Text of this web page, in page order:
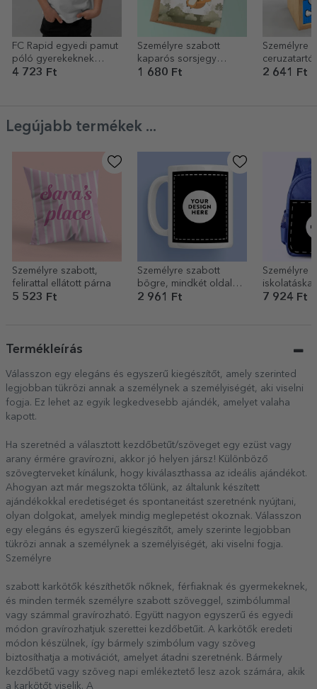
FC Rapid egyedi pamut
póló gyerekeknek
szöveggel - Rapid
4 723 Ft
Személyre szabott
kaparós sorsjegy
üzenettel gyerekeknek -
1 680 Ft
Személyre
ceruzatartó
2 641 Ft
Legújabb termékek ...
Személyre szabott,
felirattal ellátott párna
5 523 Ft
Személyre szabott
bögre, mindkét oldalán
a saját grafikáddal
2 961 Ft
Személyre
iskolatáska
grafikáddal
7 924 Ft
Termékleírás
Válasszon egy elegáns és egyszerű kiegészítőt, amely szerinted
legjobban tükrözi annak a személynek a személyiségét, aki viselni
fogja. Ez lehet az egyik legkedvesebb ajándék, amelyet valaha
kapott.
Ha szeretnéd a választott kezdőbetűt/szöveget egy ezüst vagy
arany érmére gravírozni, akkor jó helyen jársz! Különböző
szövegterveket kínálunk, hogy kiválaszthassa az ideális ajándékot.
Ahogyan azt már megszokta tőlünk, az általunk készített
ajándékokkal eredetiséget és spontaneitást szeretnénk nyújtani,
olyan dolgokat, amelyek mindig meglepetést okoznak. Válasszon
egy elegáns és egyszerű kiegészítőt, amely szerinte legjobban
tükrözi annak a személynek a személyiségét, aki viselni fogja.
Személyre
szabott karkötők készíthetők nőknek, férfiaknak és gyermekeknek,
és minden termék személyre szabott szöveggel, szimbólummal
vagy számmal gravírozható. Együtt nagyon egyszerű és egyedi
módon gravírozhatjuk szerettei kezdőbetűit. A karkötők eredeti
módon készülnek, így bármely szimbólum vagy szöveg
biztosíthatja a motivációt, amelyet átadni szeretnénk. Bármely
kezdőbetű vagy szöveg napi emlékeztető lesz azok számára, akik
a karkötőt viselik. A